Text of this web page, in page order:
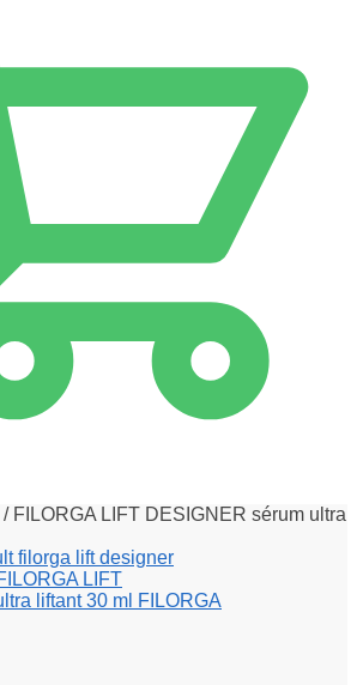
/ FILORGA LIFT DESIGNER sérum ultra